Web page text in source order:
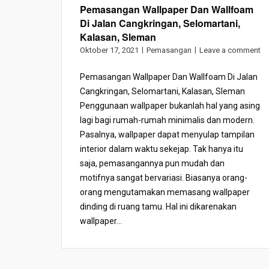
Pemasangan Wallpaper Dan Wallfoam
Di Jalan Cangkringan, Selomartani,
Kalasan, Sleman
Oktober 17, 2021 Pemasangan Leave a comment
Pemasangan Wallpaper Dan Wallfoam Di Jalan
Cangkringan, Selomartani, Kalasan, Sleman
Penggunaan wallpaper bukanlah hal yang asing
lagi bagi rumah-rumah minimalis dan modern.
Pasalnya, wallpaper dapat menyulap tampilan
interior dalam waktu sekejap. Tak hanya itu
saja, pemasangannya pun mudah dan
motifnya sangat bervariasi. Biasanya orang-
orang mengutamakan memasang wallpaper
dinding di ruang tamu. Hal ini dikarenakan
wallpaper...